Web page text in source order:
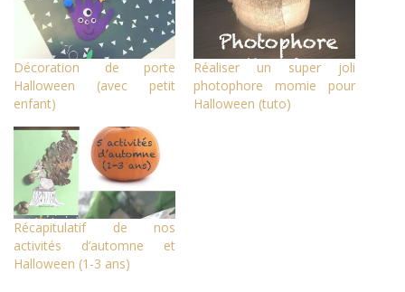
Décoration de porte
Halloween (avec petit
enfant)
Réaliser un super joli
photophore momie pour
Halloween (tuto)
Récapitulatif de nos
activités d’automne et
Halloween (1-3 ans)